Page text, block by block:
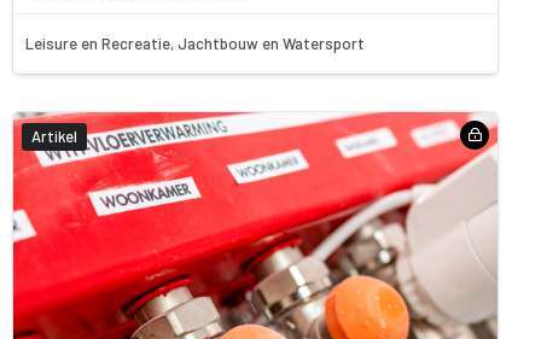
Leisure en Recreatie, Jachtbouw en Watersport
Artikel